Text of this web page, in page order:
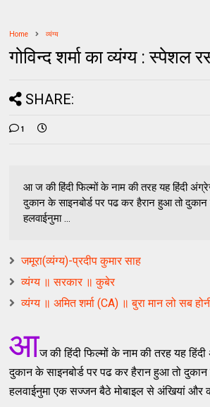
Home व्यंग्य
गोविन्‍द शर्मा का व्यंग्य : स्‍पेशल
SHARE:
1
आ ज की हिंदी फिल्‍मों के नाम की तरह यह हिंदी
दुकान के साइनबोर्ड पर पढ कर हैरान हुआ तो
हलवाईनुमा ...
जमूरा(व्यंग्य)-प्रदीप कुमार साह
व्यंग्य ॥ सरकार ॥ कुबेर
व्यंग्य ॥ अमित शर्मा (CA) ॥ बुरा मान लो सब
आज की हिंदी फिल्‍मों के नाम की तरह यह
दुकान के साइनबोर्ड पर पढ कर हैरान हुआ तो
हलवाईनुमा एक सज्‍जन बैठे मोबाइल से अंखियां और